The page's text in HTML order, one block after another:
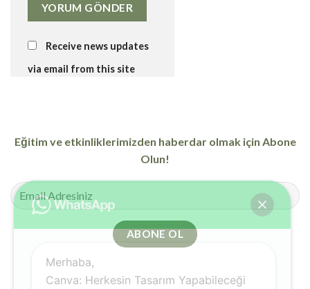
Receive news updates
via email from this site
Eğitim ve etkinliklerimizden haberdar olmak için Abone
Olun!
Merhaba,
Canva: Herkesin Tasarım Yapabileceği